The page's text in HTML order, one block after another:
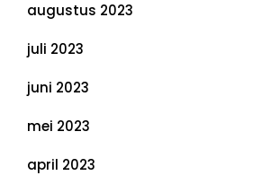
augustus 2023
juli 2023
juni 2023
mei 2023
april 2023